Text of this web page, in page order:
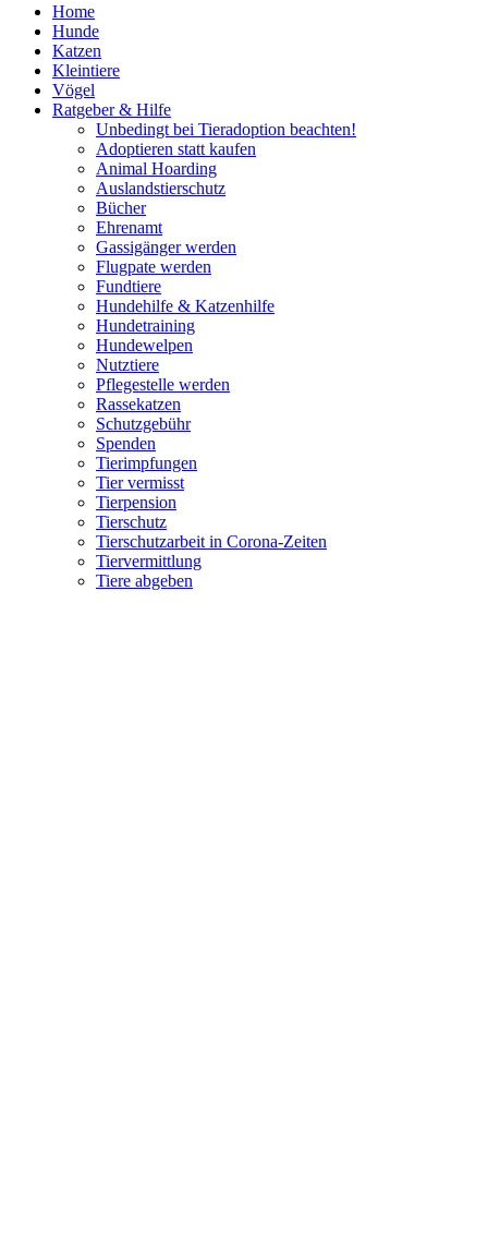
Home
Hunde
Katzen
Kleintiere
Vögel
Ratgeber & Hilfe
Unbedingt bei Tieradoption beachten!
Adoptieren statt kaufen
Animal Hoarding
Auslandstierschutz
Bücher
Ehrenamt
Gassigänger werden
Flugpate werden
Fundtiere
Hundehilfe & Katzenhilfe
Hundetraining
Hundewelpen
Nutztiere
Pflegestelle werden
Rassekatzen
Schutzgebühr
Spenden
Tierimpfungen
Tier vermisst
Tierpension
Tierschutz
Tierschutzarbeit in Corona-Zeiten
Tiervermittlung
Tiere abgeben